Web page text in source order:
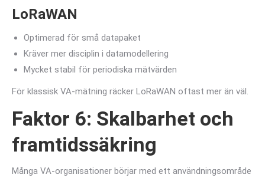
LoRaWAN
Optimerad för små datapaket
Kräver mer disciplin i datamodellering
Mycket stabil för periodiska mätvärden
För klassisk VA-mätning räcker LoRaWAN oftast mer än väl.
Faktor 6: Skalbarhet och
framtidssäkring
Många VA-organisationer börjar med ett användningsområde